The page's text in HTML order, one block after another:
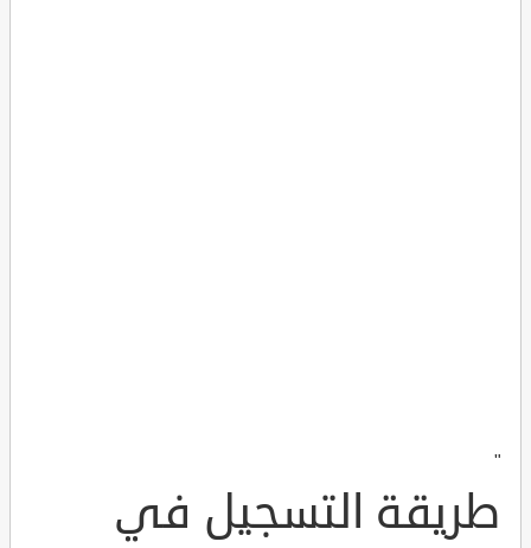
"
طريقة التسجيل في